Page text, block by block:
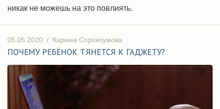
никак не можешь на это повлиять.
05.05.2020 / Карима Сорокоумова
ПОЧЕМУ РЕБЁНОК ТЯНЕТСЯ К ГАДЖЕТУ?